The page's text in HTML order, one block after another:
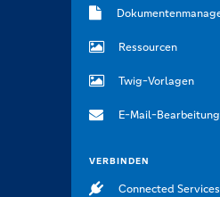
Ressourcen
Twig-Vorlagen
E-Mail-Bearbeitung
VERBINDEN
Connected Services